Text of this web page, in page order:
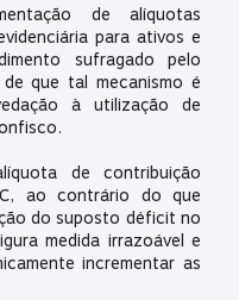
de alíquotas
para ativos e
sufragado pelo
de que tal mecanismo é
à utilização de
de contribuição
ao contrário do que
do suposto déficit no
medida irrazoável e
incrementar as